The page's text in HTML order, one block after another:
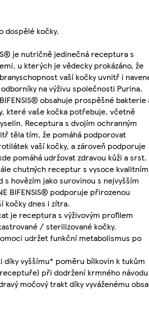
dospělé kočky.
je nutričně jedinečná receptura s
u kterých je vědecky prokázáno, že
vaší kočky uvnitř i
na výživu společnosti Purina.
obsahuje prospěšné bakterie
které vaše kočka potřebuje, včetně
Receptura s dvojím ochranným
těla tím, že pomáhá podporovat
vaší kočky, a zároveň podporuje
pomáhá udržovat zdravou kůži a srst.
chutných receptur s vysoce
hovězím jako surovinou s nejvyšším
BIFENSIS® podporuje přirozenou
kočky dnes i zítra.
je receptura s výživovým profilem
/ sterilizované kočky.
udržet funkční metabolismus po
díky vyššímu* poměru bílkovin k tukům
při dodržení krmného
močový trakt díky vyváženému